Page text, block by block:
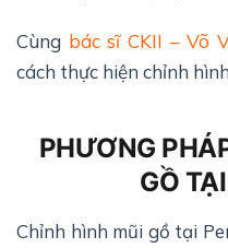
Cùng bác sĩ CKII – Võ
cách thực hiện chỉnh
PHƯƠNG
GỒ
Chỉnh hình mũi gồ tại